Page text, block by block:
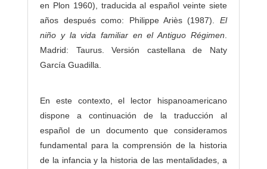
en Plon 1960), traducida al español veinte siete
años después como: Philippe Ariès (1987). El
niño y la vida familiar en el Antiguo Régimen.
Madrid: Taurus. Versión castellana de Naty
García Guadilla.
En este contexto, el lector hispanoamericano
dispone a continuación de la traducción al
español de un documento que consideramos
fundamental para la comprensión de la historia
de la infancia y la historia de las mentalidades, a